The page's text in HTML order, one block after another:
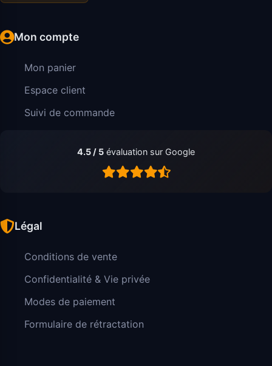
Mon compte
Mon panier
Espace client
Suivi de commande
4.5 / 5 évaluation sur Google
Légal
Conditions de vente
Confidentialité & Vie privée
Modes de paiement
Formulaire de rétractation